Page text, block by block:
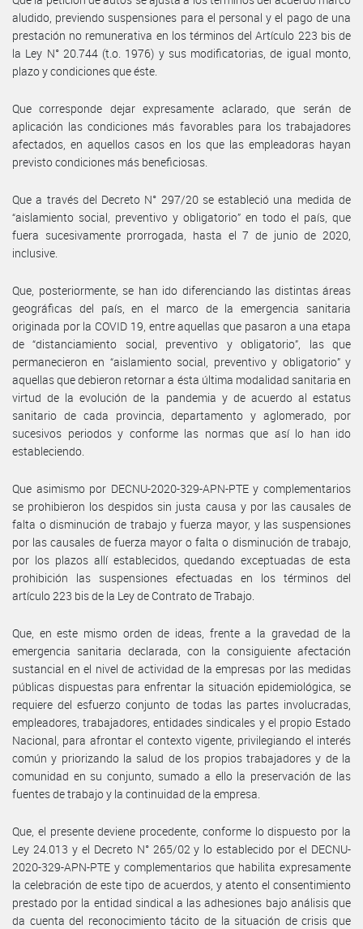
aludido, previendo suspensiones para el personal y el pago de una
prestación no remunerativa en los términos del Artículo 223 bis de
la Ley N° 20.744 (t.o. 1976) y sus modificatorias, de igual monto,
plazo y condiciones que éste.
Que corresponde dejar expresamente aclarado, que serán de
aplicación las condiciones más favorables para los trabajadores
afectados, en aquellos casos en los que las empleadoras hayan
previsto condiciones más beneficiosas.
Que a través del Decreto N° 297/20 se estableció una medida de
“aislamiento social, preventivo y obligatorio” en todo el país, que
fuera sucesivamente prorrogada, hasta el 7 de junio de 2020,
inclusive.
Que, posteriormente, se han ido diferenciando las distintas áreas
geográficas del país, en el marco de la emergencia sanitaria
originada por la COVID 19, entre aquellas que pasaron a una etapa
de “distanciamiento social, preventivo y obligatorio”, las que
permanecieron en “aislamiento social, preventivo y obligatorio” y
aquellas que debieron retornar a ésta última modalidad sanitaria en
virtud de la evolución de la pandemia y de acuerdo al estatus
sanitario de cada provincia, departamento y aglomerado, por
sucesivos periodos y conforme las normas que así lo han ido
estableciendo.
Que asimismo por DECNU-2020-329-APN-PTE y complementarios
se prohibieron los despidos sin justa causa y por las causales de
falta o disminución de trabajo y fuerza mayor, y las suspensiones
por las causales de fuerza mayor o falta o disminución de trabajo,
por los plazos allí establecidos, quedando exceptuadas de esta
prohibición las suspensiones efectuadas en los términos del
artículo 223 bis de la Ley de Contrato de Trabajo.
Que, en este mismo orden de ideas, frente a la gravedad de la
emergencia sanitaria declarada, con la consiguiente afectación
sustancial en el nivel de actividad de la empresas por las medidas
públicas dispuestas para enfrentar la situación epidemiológica, se
requiere del esfuerzo conjunto de todas las partes involucradas,
empleadores, trabajadores, entidades sindicales y el propio Estado
Nacional, para afrontar el contexto vigente, privilegiando el interés
común y priorizando la salud de los propios trabajadores y de la
comunidad en su conjunto, sumado a ello la preservación de las
fuentes de trabajo y la continuidad de la empresa.
Que, el presente deviene procedente, conforme lo dispuesto por la
Ley 24.013 y el Decreto N° 265/02 y lo establecido por el DECNU-
2020-329-APN-PTE y complementarios que habilita expresamente
la celebración de este tipo de acuerdos, y atento el consentimiento
prestado por la entidad sindical a las adhesiones bajo análisis que
da cuenta del reconocimiento tácito de la situación de crisis que